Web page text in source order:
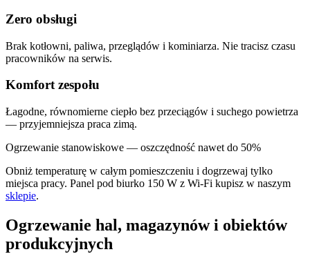
Zero obsługi
Brak kotłowni, paliwa, przeglądów i kominiarza. Nie tracisz czasu
pracowników na serwis.
Komfort zespołu
Łagodne, równomierne ciepło bez przeciągów i suchego powietrza
— przyjemniejsza praca zimą.
Ogrzewanie stanowiskowe — oszczędność nawet do 50%
Obniż temperaturę w całym pomieszczeniu i dogrzewaj tylko
miejsca pracy. Panel pod biurko 150 W z Wi‑Fi kupisz w naszym
sklepie.
Ogrzewanie hal, magazynów i obiektów
produkcyjnych